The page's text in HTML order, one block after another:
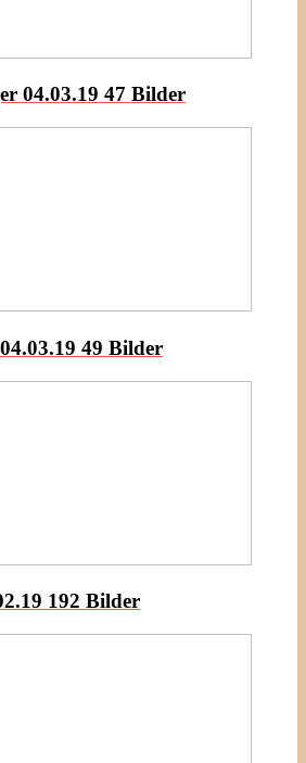
04.03.19 47 Bilder
49 Bilder
192 Bilder